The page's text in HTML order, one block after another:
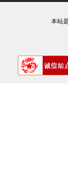
本站